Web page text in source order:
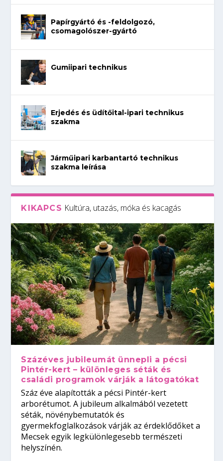
Papírgyártó és -feldolgozó,
csomagolószer-gyártó
Gumiipari technikus
Erjedés és üdítőital-ipari technikus
szakma
Járműipari karbantartó technikus
szakma leírása
KIKAPCS Kultúra, utazás, móka és kacagás
Százéves jubileumát ünnepli a pécsi
Pintér-kert – különleges séták és
családi programok várják a látogatókat
Száz éve alapították a pécsi Pintér-kert
arborétumot. A jubileum alkalmából vezetett
séták, növénybemutatók és
gyermekfoglalkozások várják az érdeklődőket a
Mecsek egyik legkülönlegesebb természeti
helyszínén.